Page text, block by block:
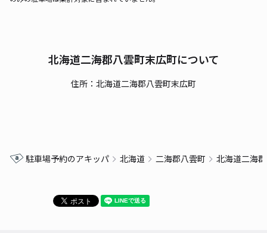
北海道二海郡八雲町末広町について
住所：北海道二海郡八雲町末広町
駐車場予約のアキッパ 北海道 二海郡八雲町 北海道二海